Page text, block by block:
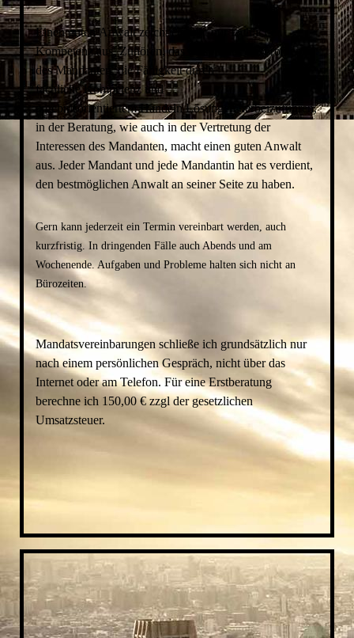
Einen guten Anwalt zeichnet nicht nur fachliche
Kompetenz aus.Zuhören, das Gespür für die Probleme
des Mandanten,die Fähigkeit durch
fachliche Kompetenz und
ergebnisorientiertemHandelnLösungen herbeizuführen,
in der Beratung, wie auch in der Vertretung der
Interessen des Mandanten, macht einen guten Anwalt
aus. JederMandant und jede Mandantin hat es verdient,
den bestmöglichen Anwalt an seiner Seite zu haben.
Gern kann jederzeit ein Termin vereinbart werden, auch
kurzfristig. In dringenden Fälle auch Abends und am
Wochenende. Aufgaben und Probleme halten sich nicht an
Bürozeiten.
Mandatsvereinbarungen schließe ich grundsätzlich nur
nach einem persönlichen Gespräch, nicht über das
Internet oder am Telefon. Für eine Erstberatung
berechne ich 150,00 € zzgl der gesetzlichen
Umsatzsteuer.